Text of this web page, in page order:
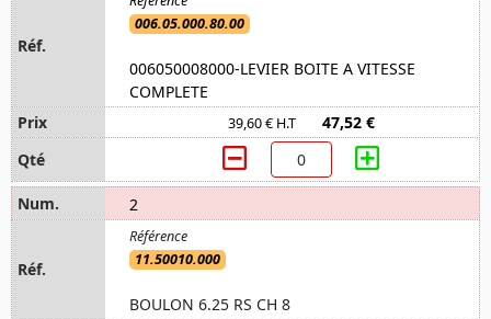
006.05.000.80.00
006050008000-LEVIER BOITE A VITESSE
COMPLETE
39,60 € H.T 47,52 €
2
11.50010.000
BOULON 6.25 RS CH 8